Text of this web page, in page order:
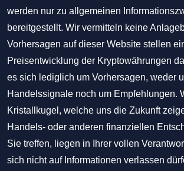
werden nur zu allgemeinen
bereitgestellt. Wir vermitteln keine
Vorhersagen auf dieser Website stellen
Preisentwicklung der Kryptowährungen
es sich lediglich um Vorhersagen, weder
Handelssignale noch um Empfehlungen.
Kristallkugel, welche uns die Zukunft
Handels- oder anderen finanziellen
Sie treffen, liegen in Ihrer vollen
sich nicht auf Informationen verlassen